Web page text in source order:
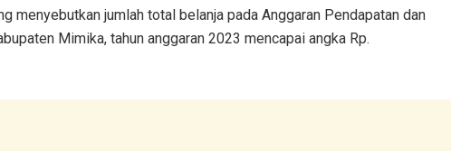
menyebutkan jumlah total belanja pada Anggaran Pendapatan dan
Mimika, tahun anggaran 2023 mencapai angka Rp.